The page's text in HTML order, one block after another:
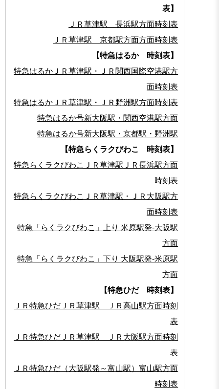
表】
ＪＲ草津駅 長浜駅方面時刻表
ＪＲ草津駅 京都駅方面方面時刻表
【特急はるか 時刻表】
特急はるかＪＲ草津駅・ＪＲ関西国際空港駅方
面時刻表
特急はるかＪＲ草津駅・ＪＲ野洲駅方面時刻表
特急はるか号新大阪駅・関西空港駅方面
特急はるか号新大阪駅・京都駅・野洲駅
【特急らくラクびわこ 時刻表】
特急らくラクびわこＪＲ草津駅ＪＲ長浜駅方面
時刻表
特急らくラクびわこＪＲ草津駅・ＪＲ大阪駅方
面時刻表
特急「らくラクびわこ」上り 米原駅発-大阪駅
方面
特急「らくラクびわこ」下り 大阪駅発-米原駅
方面
【特急ひだ 時刻表】
ＪＲ特急ひだＪＲ草津駅 ＪＲ高山駅方面時刻
表
ＪＲ特急ひだＪＲ草津駅 ＪＲ大阪駅方面時刻
表
ＪＲ特急ひだ（大阪駅発～富山駅）富山駅方面
時刻表